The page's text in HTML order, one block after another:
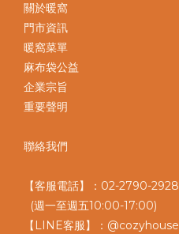
關於暖窩
門市資訊
暖窩菜單
麻布袋公益
企業宗旨
重要聲明
聯絡我們
【客服電話】：02-2790-2928
(週一至週五10:00-17:00)
【LINE客服】：@cozyhouse